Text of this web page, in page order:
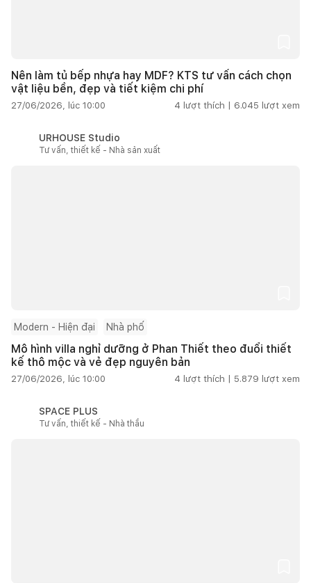
Nên làm tủ bếp nhựa hay MDF? KTS tư vấn cách chọn
vật liệu bền, đẹp và tiết kiệm chi phí
27/06/2026, lúc 10:00 4 lượt thích | 6.045 lượt xem
URHOUSE Studio
Tư vấn, thiết kế - Nhà sản xuất
Modern - Hiện đại Nhà phố
Mô hình villa nghỉ dưỡng ở Phan Thiết theo đuổi thiết
kế thô mộc và vẻ đẹp nguyên bản
27/06/2026, lúc 10:00 4 lượt thích | 5.879 lượt xem
SPACE PLUS
Tư vấn, thiết kế - Nhà thầu